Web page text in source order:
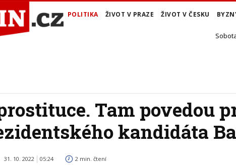
POLITIKA ŽIVOT V PRAZE ŽIVOT V ČESKU
Tam povedou
kandidáta
31. 10. 2022 05:24 2 min. čtení